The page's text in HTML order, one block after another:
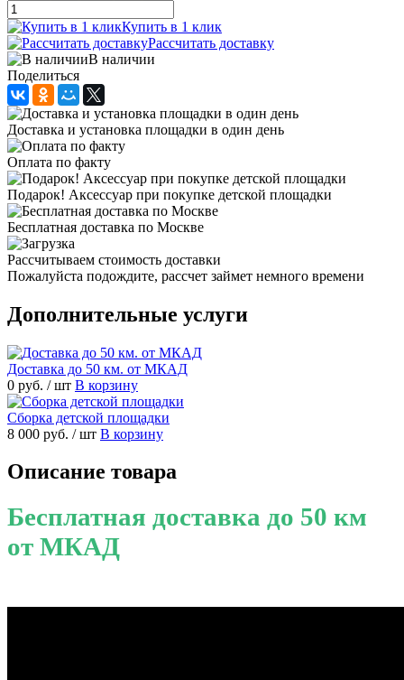
Купить в 1 клик
Рассчитать доставку
В наличии
Поделиться
Доставка и установка площадки в один день
Оплата по факту
Подарок! Аксессуар при покупке детской площадки
Бесплатная доставка по Москве
Рассчитываем стоимость доставки
Пожалуйста подождите, рассчет займет немного времени
Дополнительные услуги
Доставка до 50 км. от МКАД
0 руб. / шт В корзину
Сборка детской площадки
8 000 руб. / шт В корзину
Описание товара
Бесплатная доставка до 50 км
от МКАД